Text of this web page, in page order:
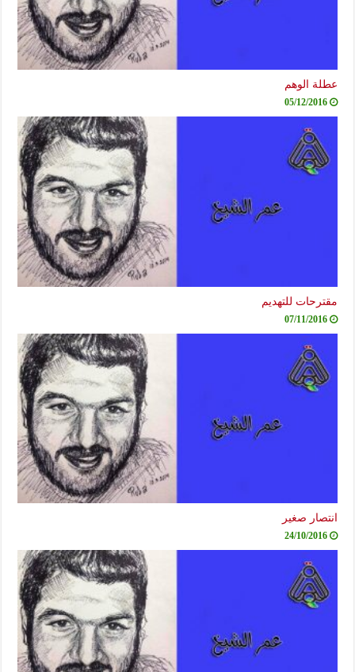
عطلة الوهم
05/12/2016
مقترحات للتهديم
07/11/2016
انتصار صغير
24/10/2016